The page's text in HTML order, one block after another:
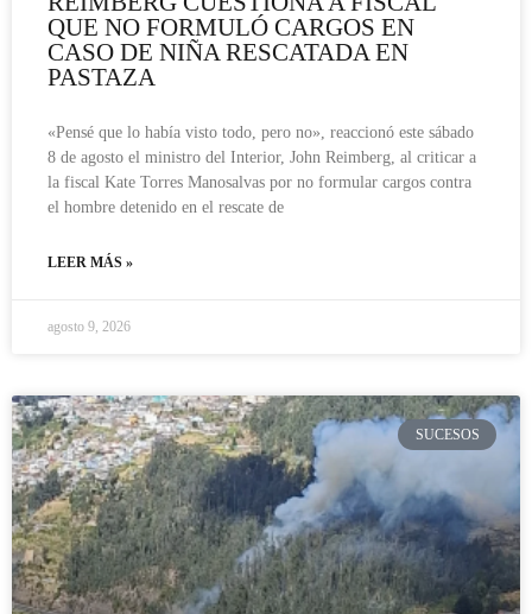
QUE NO FORMULÓ CARGOS EN
CASO DE NIÑA RESCATADA EN
PASTAZA
«Pensé que lo había visto todo, pero no», reaccionó este sábado
8 de agosto el ministro del Interior, John Reimberg, al criticar a
la fiscal Kate Torres Manosalvas por no formular cargos contra
el hombre detenido en el rescate de
LEER MÁS »
agosto 9, 2026
SUCESOS